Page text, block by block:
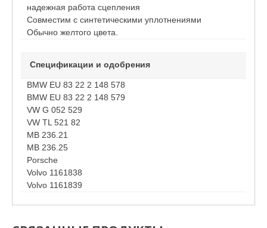
надежная работа сцепления
Совместим с синтетическими уплотнениями
Обычно желтого цвета.
Спецификации и одобрения
BMW EU 83 22 2 148 578
BMW EU 83 22 2 148 579
VW G 052 529
VW TL 521 82
MB 236.21
MB 236.25
Porsche
Volvo 1161838
Volvo 1161839